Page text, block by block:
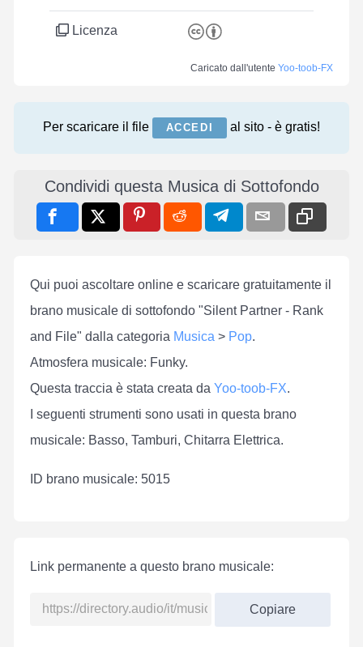
Licenza
Caricato dall'utente Yoo-toob-FX
Per scaricare il file ACCEDI al sito - è gratis!
Condividi questa Musica di Sottofondo
Qui puoi ascoltare online e scaricare gratuitamente il
brano musicale di sottofondo "Silent Partner - Rank
and File" dalla categoria Musica > Pop.
Atmosfera musicale: Funky.
Questa traccia è stata creata da Yoo-toob-FX.
I seguenti strumenti sono usati in questa brano
musicale: Basso, Tamburi, Chitarra Elettrica.
ID brano musicale: 5015
Link permanente a questo brano musicale:
Copiare